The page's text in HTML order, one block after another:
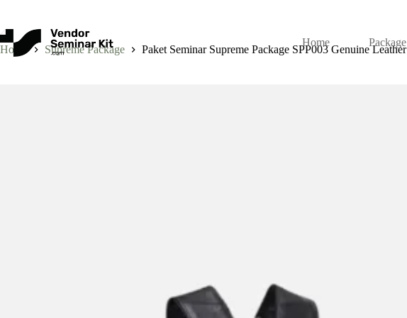
content
Home
Package
Home Supreme Package Paket Seminar Supreme Package SPP003 Genuine Leather